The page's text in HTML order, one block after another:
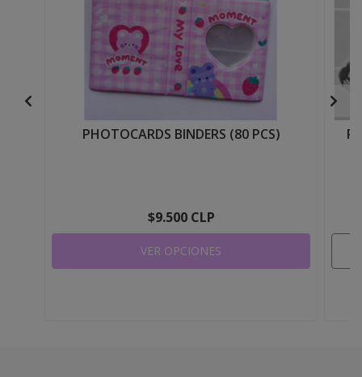
PHOTOCARDS BINDERS (80 PCS)
$9.500 CLP
VER OPCIONES